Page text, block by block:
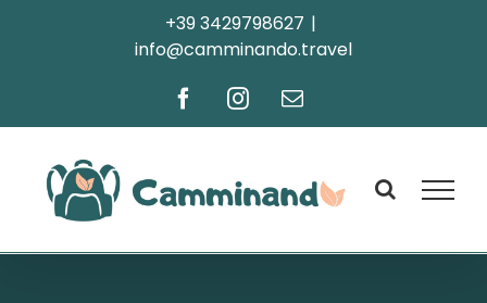
+39 3429798627 |
info@camminando.travel
FacebookInstagram
Email